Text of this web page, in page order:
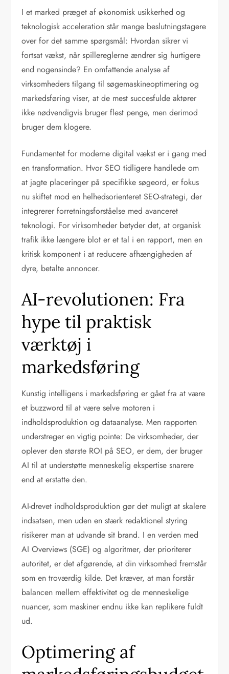
I et marked præget af økonomisk usikkerhed og
teknologisk acceleration står mange beslutningstagere
over for det samme spørgsmål: Hvordan sikrer vi
fortsat vækst, når spillereglerne ændrer sig hurtigere
end nogensinde? En omfattende analyse af
virksomheders tilgang til søgemaskineoptimering og
markedsføring viser, at de mest succesfulde aktører
ikke nødvendigvis bruger flest penge, men derimod
bruger dem klogere.
Fundamentet for moderne digital vækst er i gang med
en transformation. Hvor SEO tidligere handlede om
at jagte placeringer på specifikke søgeord, er fokus
nu skiftet mod en helhedsorienteret SEO-strategi, der
integrerer forretningsforståelse med avanceret
teknologi. For virksomheder betyder det, at organisk
trafik ikke længere blot er et tal i en rapport, men en
kritisk komponent i at reducere afhængigheden af
dyre, betalte annoncer.
AI-revolutionen: Fra
hype til praktisk
værktøj i
markedsføring
Kunstig intelligens i markedsføring er gået fra at være
et buzzword til at være selve motoren i
indholdsproduktion og dataanalyse. Men rapporten
understreger en vigtig pointe: De virksomheder, der
oplever den største ROI på SEO, er dem, der bruger
AI til at understøtte menneskelig ekspertise snarere
end at erstatte den.
AI-drevet indholdsproduktion gør det muligt at skalere
indsatsen, men uden en stærk redaktionel styring
risikerer man at udvande sit brand. I en verden med
AI Overviews (SGE) og algoritmer, der prioriterer
autoritet, er det afgørende, at din virksomhed fremstår
som en troværdig kilde. Det kræver, at man forstår
balancen mellem effektivitet og de menneskelige
nuancer, som maskiner endnu ikke kan replikere fuldt
ud.
Optimering af